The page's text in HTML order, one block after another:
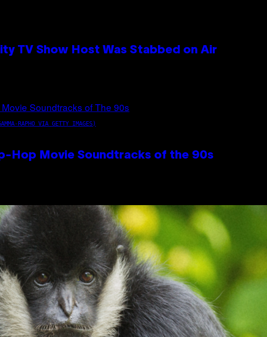
TV Show Host Was Stabbed on Air
RAPHO VIA GETTY IMAGES)
Hop Movie Soundtracks of the 90s